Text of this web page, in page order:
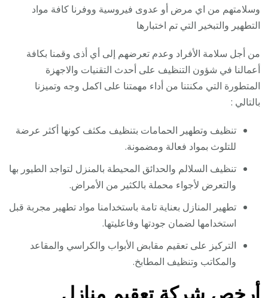
وسلامتهم من اي مرض أو عدوى فيروسية ووفرنا كافة مواد
التطهير والتبخير التي تم اختبارها
من أجل سلامة الأفراد وعدم تعرضهم إلى أي أذى وقمنا بكافة
أعمالنا في شؤون التنظيف على أحدث التقنيات والاجهزة
المتطورة التي مكنتنا من أداء مهمتنا على اكمل وجه وتميزنا
بالتالي :
تنظيف وتطهير الحمامات بتنظيف مكثف كونها أكثر عرضة
للتلوث بمواد فعالة ومضمونة.
تنظيف السلالم والحدائق المحيطة بالمنزل لتواجد الطيور بها
والتعرض لأجواء محملة بالكثير من الأمراض.
تطهير المنازل بعناية تامة باستخدامنا مواد تطهير مجربة قبل
استخدامها لضمان جودتها وفاعليتها.
التركيز على تعقيم مقابض الأبواب والكراسي والمقاعد
والمكاتب وتنظيف المطابخ.